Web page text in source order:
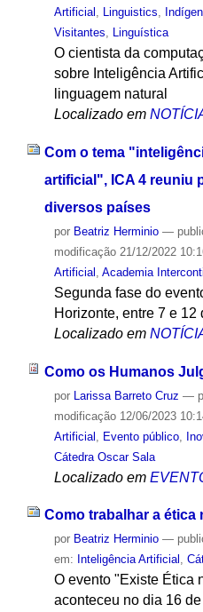
Artificial , Linguistics,
Visitantes, Linguística
O cientista da
sobre Inteligência
linguagem natural
Localizado em
Com o tema
artificial", ICA 4 reuniu
diversos países
por Beatriz Herminio —
modificação21/12/2022
Artificial
Academia
Segunda fase do
Horizonte, entre 7 e 12
Localizado em
Como os Humanos
por Larissa Barreto Cruz —
modificação12/06/2023
Artificial
Evento público,
Cátedra Oscar Sala
Localizado em
Como trabalhar a ética
por Beatriz Herminio —
em: Inteligência Artificial ,
O evento "Existe Ética
aconteceu no dia 16